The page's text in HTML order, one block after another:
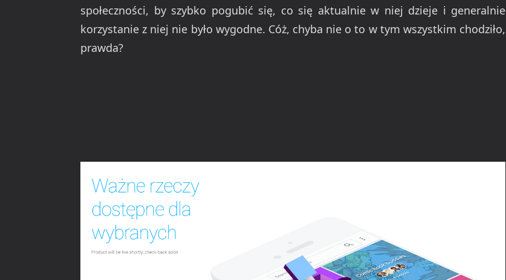
społeczności, by szybko pogubić się, co się aktualnie w niej dzieje i generalnie
korzystanie z niej nie było wygodne. Cóż, chyba nie o to w tym wszystkim chodziło,
prawda?